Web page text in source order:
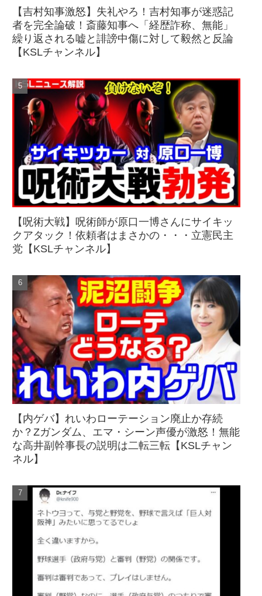
【吉村知事激怒】失礼やろ！吉村知事が迷惑記
者を完全論破！斎藤知事へ「経歴詐称、無能」
繰り返される嘘と誹謗中傷に対して毅然と反論
【KSLチャンネル】
【呪術大戦】呪術師が原口一博さんにサイキッ
クアタック！依頼者はまさかの・・・立憲民主
党【KSLチャンネル】
【内ゲバ】れいわローテーション廃止か存続
か？Zガンダム、エマ・シーン声優が激怒！無能
な高井副幹事長の説明は二転三転【KSLチャン
ネル】